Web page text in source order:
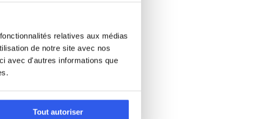
relatives aux médias
de notre site avec nos
avec d'autres informations que
Tout autoriser